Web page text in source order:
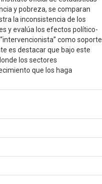
y pobreza, se comparan
la inconsistencia de los
y evalúa los efectos político-
como soporte
es destacar que bajo este
los sectores
que los haga